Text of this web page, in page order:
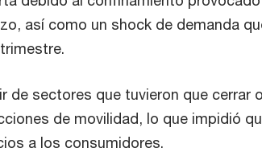
así como un shock de demanda
de sectores que tuvieron que cerrar o
de movilidad, lo que impidió
a los consumidores.